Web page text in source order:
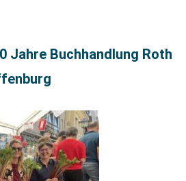
Jahre Buchhandlung Roth